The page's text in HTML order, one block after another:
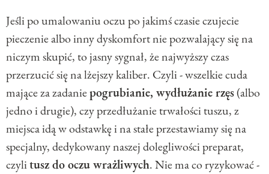
Jeśli po umalowaniu oczu po jakimś czasie czujecie
pieczenie albo inny dyskomfort nie pozwalający się na
niczym skupić, to jasny sygnał, że najwyższy czas
przerzucić się na lżejszy kaliber. Czyli - wszelkie cuda
mające za zadaniepogrubianie, wydłużanie rzęs(albo
jedno i drugie), czy przedłużanie trwałości tuszu, z
miejsca idą w odstawkę i na stałe przestawiamy się na
specjalny, dedykowany naszej dolegliwości preparat,
czylitusz do oczu wrażliwych. Nie ma co ryzykować -